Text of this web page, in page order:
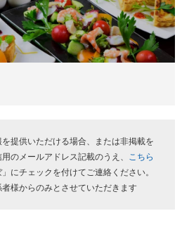
ンド
未来
べる
ティ
提供いただける場合、または非掲載を
のメールアドレス記載のうえ、
こちら
にチェックを付けてご連絡ください。
様からのみとさせていただきます